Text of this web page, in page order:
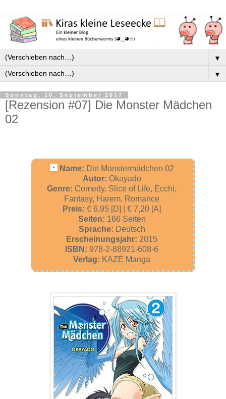
▼
▼
Sonntag, 10. September 2017
[Rezension #07] Die Monster Mädchen
02
Name: Die Monstermädchen 02
Autor: Okayado
Genre: Comedy, Slice of Life, Ecchi,
Fantasy, Harem, Romance
Preis: € 6,95 [D] | € 7,20 [A]
Seiten: 166 Seiten
Sprache: Deutsch
Erscheinungsjahr: 2015
ISBN: 978-2-88921-608-6
Verlag: KAZÉ Manga